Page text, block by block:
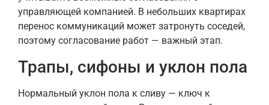
управляющей компанией. В небольших квартирах
перенос коммуникаций может затронуть соседей,
поэтому согласование работ — важный этап.
Трапы, сифоны и уклон пола
Нормальный уклон пола к сливу — ключ к